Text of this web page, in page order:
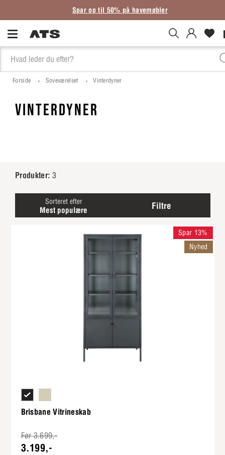
Spar op til 50% på havemøbler
Forside Soveværelset Vinterdyner
VINTERDYNER
Produkter: 3
Sorteret efter
Mest populære Filtre
Korpus i lakeret sort metal og ben i lakeret sort metal
Brisbane Vitrineskab
Spar 13%
Nyhed
Før 3.699,-
3.199,-